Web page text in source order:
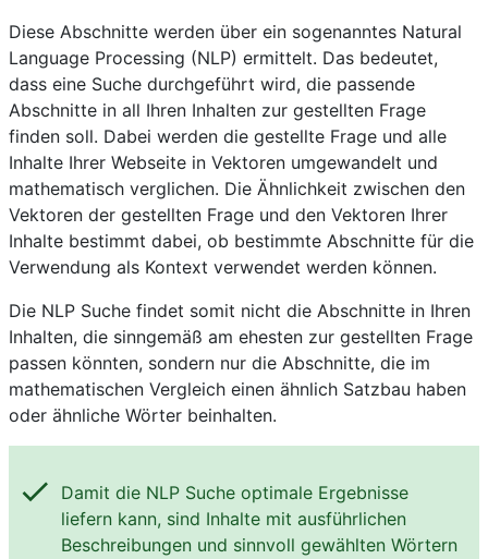
Diese Abschnitte werden über ein sogenanntes Natural
Language Processing (NLP) ermittelt. Das bedeutet,
dass eine Suche durchgeführt wird, die passende
Abschnitte in all Ihren Inhalten zur gestellten Frage
finden soll. Dabei werden die gestellte Frage und alle
Inhalte Ihrer Webseite in Vektoren umgewandelt und
mathematisch verglichen. Die Ähnlichkeit zwischen den
Vektoren der gestellten Frage und den Vektoren Ihrer
Inhalte bestimmt dabei, ob bestimmte Abschnitte für die
Verwendung als Kontext verwendet werden können.
Die NLP Suche findet somit nicht die Abschnitte in Ihren
Inhalten, die sinngemäß am ehesten zur gestellten Frage
passen könnten, sondern nur die Abschnitte, die im
mathematischen Vergleich einen ähnlich Satzbau haben
oder ähnliche Wörter beinhalten.
check
Damit die NLP Suche optimale Ergebnisse
liefern kann, sind Inhalte mit ausführlichen
Beschreibungen und sinnvoll gewählten Wörtern